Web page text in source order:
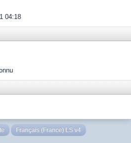
04:18
Français (France) LS v4